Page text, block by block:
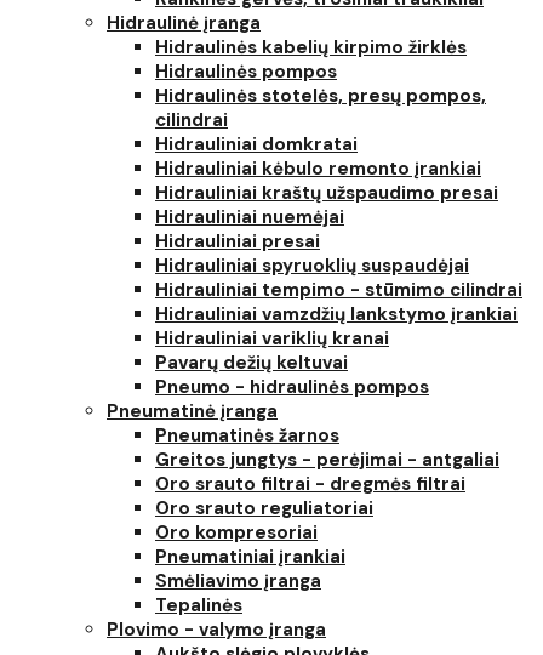
Hidraulinė įranga
Hidraulinės kabelių kirpimo žirklės
Hidraulinės pompos
Hidraulinės stotelės, presų pompos,
cilindrai
Hidrauliniai domkratai
Hidrauliniai kėbulo remonto įrankiai
Hidrauliniai kraštų užspaudimo presai
Hidrauliniai nuemėjai
Hidrauliniai presai
Hidrauliniai spyruoklių suspaudėjai
Hidrauliniai tempimo - stūmimo cilindrai
Hidrauliniai vamzdžių lankstymo įrankiai
Hidrauliniai variklių kranai
Pavarų dežių keltuvai
Pneumo - hidraulinės pompos
Pneumatinė įranga
Pneumatinės žarnos
Greitos jungtys - perėjimai - antgaliai
Oro srauto filtrai - dregmės filtrai
Oro srauto reguliatoriai
Oro kompresoriai
Pneumatiniai įrankiai
Smėliavimo įranga
Tepalinės
Plovimo - valymo įranga